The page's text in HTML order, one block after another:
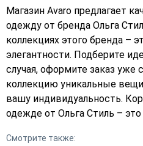
Магазин Avaro предлагает
одежду от бренда Ольга
коллекциях этого бренда –
элегантности. Подберите
случая, оформите заказ уже
коллекцию уникальные
вашу индивидуальность. Коричневые оттенки в
одежде от Ольга Стиль –
разнообразные модели,
Смотрите также: